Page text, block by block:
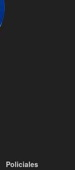
Policiales